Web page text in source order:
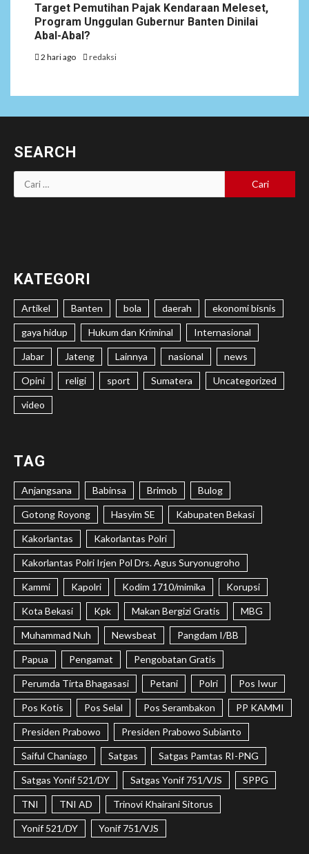
Target Pemutihan Pajak Kendaraan Meleset,
Program Unggulan Gubernur Banten Dinilai
Abal-Abal?
2 hari ago redaksi
SEARCH
Cari
untuk:
KATEGORI
Artikel Banten bola daerah ekonomi bisnis
gaya hidup Hukum dan Kriminal Internasional
Jabar Jateng Lainnya nasional news
Opini religi sport Sumatera Uncategorized
video
TAG
Anjangsana Babinsa Brimob Bulog
Gotong Royong Hasyim SE Kabupaten Bekasi
Kakorlantas Kakorlantas Polri
Kakorlantas Polri Irjen Pol Drs. Agus Suryonugroho
Kammi Kapolri Kodim 1710/mimika Korupsi
Kota Bekasi Kpk Makan Bergizi Gratis MBG
Muhammad Nuh Newsbeat Pangdam I/BB
Papua Pengamat Pengobatan Gratis
Perumda Tirta Bhagasasi Petani Polri Pos Iwur
Pos Kotis Pos Selal Pos Serambakon PP KAMMI
Presiden Prabowo Presiden Prabowo Subianto
Saiful Chaniago Satgas Satgas Pamtas RI-PNG
Satgas Yonif 521/DY Satgas Yonif 751/VJS SPPG
TNI TNI AD Trinovi Khairani Sitorus
Yonif 521/DY Yonif 751/VJS